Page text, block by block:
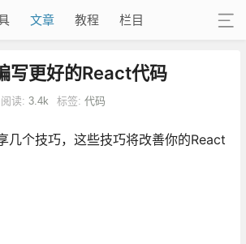
文章 教程 栏目
写更好的React代码
阅读: 3.4k 标签: 代码
几个技巧，这些技巧将改善你的React